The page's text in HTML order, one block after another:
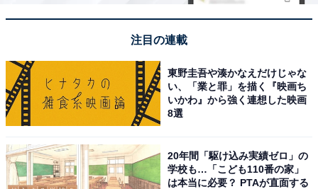
注目の連載
東野圭吾や湊かなえだけじゃな
い、「業と罪」を描く『映画ち
いかわ』から強く連想した映画
8選
20年間「駆け込み実績ゼロ」の
学校も…「こども110番の家」
は本当に必要？ PTAが直面する